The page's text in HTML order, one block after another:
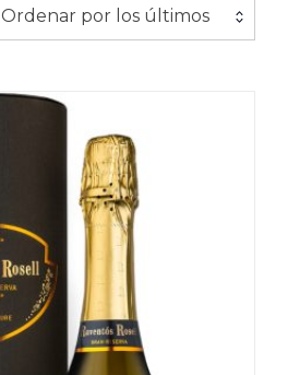
últimos
Ordenar por los últimos